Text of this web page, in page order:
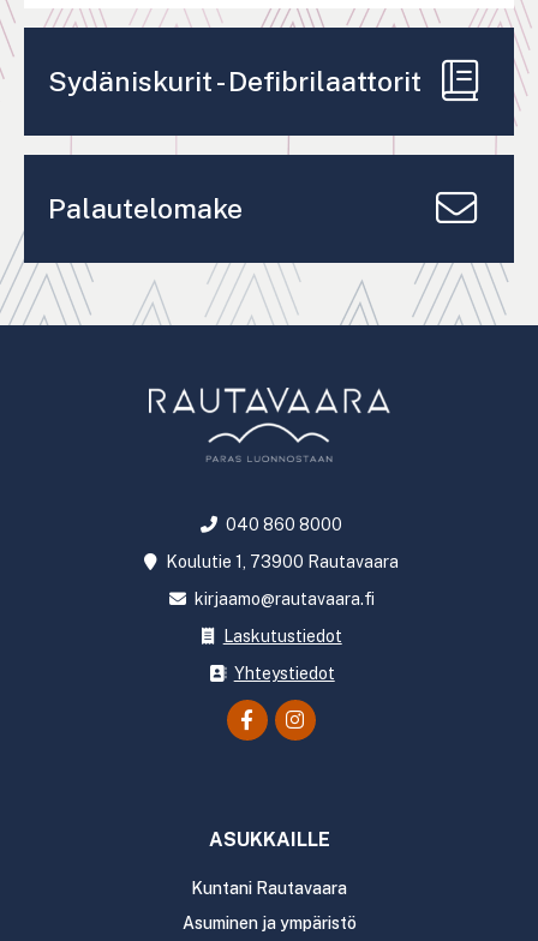
Sydäniskurit - Defibrilaattorit
Palautelomake
040 860 8000
Koulutie 1, 73900 Rautavaara
kirjaamo@rautavaara.fi
Laskutustiedot
Yhteystiedot
ASUKKAILLE
Kuntani Rautavaara
Asuminen ja ympäristö